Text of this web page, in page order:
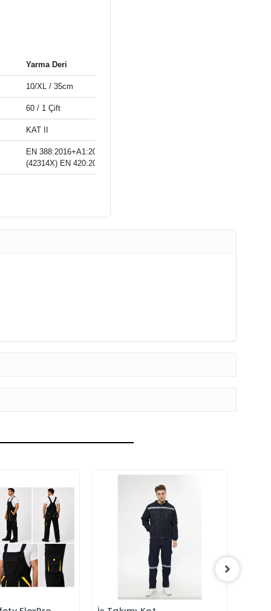
Yarma Deri
10/XL / 35cm
60 / 1 Çift
KAT II
EN 388:2016+A1:2018 (3122X) EN 407:2004
(42314X) EN 420:2003+A1:2009